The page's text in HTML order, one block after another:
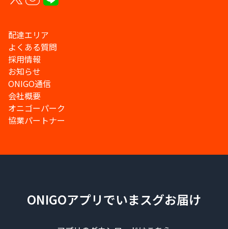
配達エリア
よくある質問
採用情報
お知らせ
ONIGO通信
会社概要
オニゴーパーク
協業パートナー
ONIGOアプリでいまスグお届け